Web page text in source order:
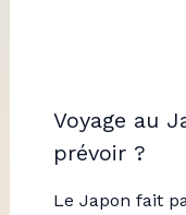
Voyage au
prévoir ?
Le Japon fait